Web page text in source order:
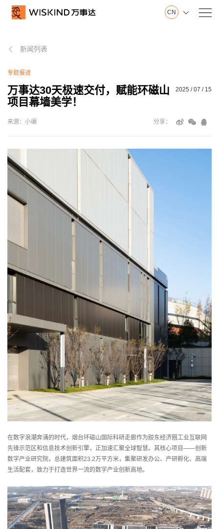
CN 
我
们
万事达集团
江苏制造基地
创新中心
建筑钢品展示厅
荣誉证书
视频在线
产品服务
产
品
服
务
墙面系统
屋面系统
楼面系统
建筑钢结构
洁净室围护
得默产品系列
全面解决方案
经
典
案
例
汽车制造
综合产业园
冶金化工
文体场馆
交通运输
能源动力
生命医药
动
资
讯
简讯
行业动态
专题报道
钢知道
公告
 新闻列表
专题报道
万事达30天极速交付，赋能环磁山
项目幕墙美学！
2025 / 07 / 15
来源：小编 分享：
在数字浪潮奔涌的时代，烟台环磁山国际科研走廊作为胶东经济圈工业互联网
先锋示范区和信息技术创新引擎，正加速汇聚全球智慧。其核心项目——创新
数字产业研究院，总建筑面积23.2万平方米，集聚研发办公、产研孵化、高端
生活配套，致力于打造世界一流的数字产业创新高地。